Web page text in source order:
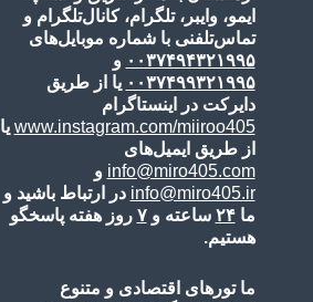
ایمو، وایبر، تلگرام، کانال‌تلگرام و
تماس‌تلفنی با شماره موبایل‌های
۰۰۳۷۴۹۴۳۲۱۹۹۵ و
۰۰۳۷۴۹۹۳۲۱۹۹۵ یا از طریق
دایرکت در اینستاگرام
www.instagram.com/miiroo405 یا
از طریق ایمیل‌های
info@miro405.com و
info@miro405.ir در ارتباط باشید و
ما۲۴ ساعته و۷ روز هفته پاسخگو
هستیم.
ما تورهای اقتصادی و متنوع